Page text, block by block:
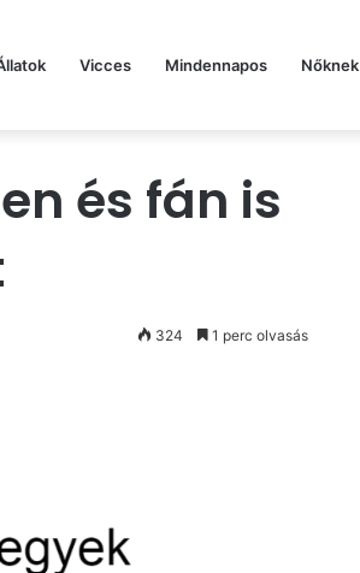
Vicces Mindennapos Nőknek
és fán is
324 1 perc olvasás